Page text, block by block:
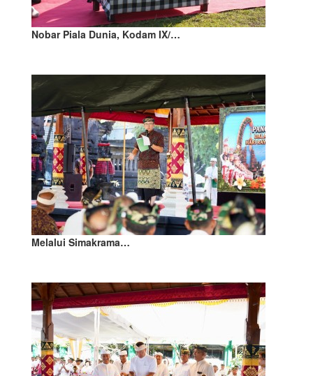
Nobar Piala Dunia, Kodam IX/…
Melalui Simakrama…